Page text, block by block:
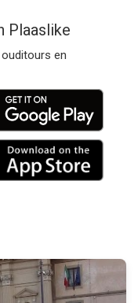
Plaaslike
en